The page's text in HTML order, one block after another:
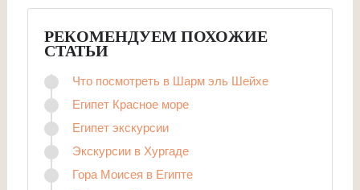
РЕКОМЕНДУЕМ ПОХОЖИЕ
СТАТЬИ
Что посмотреть в Шарм эль Шейхе
Египет Красное море
Египет экскурсии
Экскурсии в Хургаде
Гора Моисея в Египте